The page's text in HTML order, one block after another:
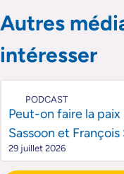
Autres
intéresser
PODCAST
Peut-on faire la
Sassoon et François
29 juillet 2026